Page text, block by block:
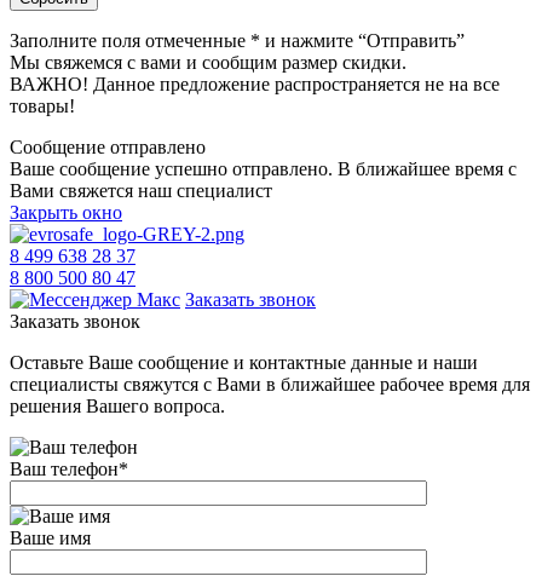
Заполните поля отмеченные * и нажмите “Отправить”
Мы свяжемся с вами и сообщим размер скидки.
ВАЖНО! Данное предложение распространяется не на все
товары!
Сообщение отправлено
Ваше сообщение успешно отправлено. В ближайшее время с
Вами свяжется наш специалист
Закрыть окно
8 499 638 28 37
8 800 500 80 47
Заказать звонок
Заказать звонок
Оставьте Ваше сообщение и контактные данные и наши
специалисты свяжутся с Вами в ближайшее рабочее время для
решения Вашего вопроса.
Ваш телефон*
Ваше имя